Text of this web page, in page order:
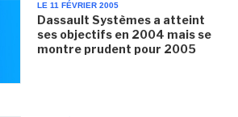
LE 11 FÉVRIER 2005
Dassault Systèmes a atteint
ses objectifs en 2004 mais se
montre prudent pour 2005